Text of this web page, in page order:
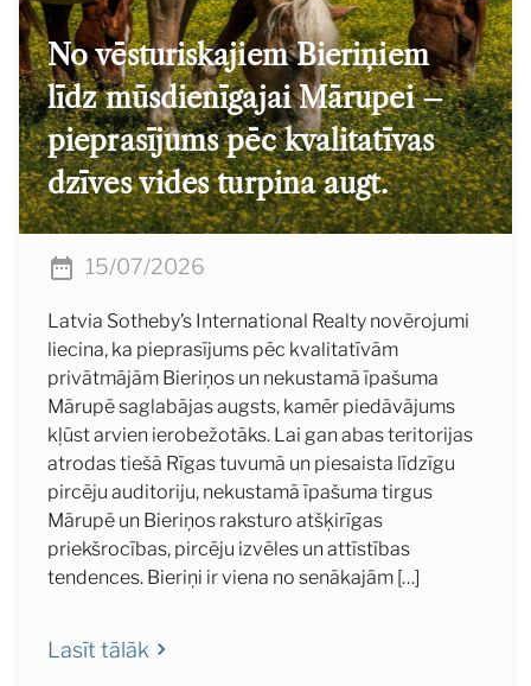
No vēsturiskajiem Bieriņiem
līdz mūsdienīgajai Mārupei –
pieprasījums pēc kvalitatīvas
dzīves vides turpina augt.
15/07/2026
Latvia Sotheby’s International Realty novērojumi
liecina, ka pieprasījums pēc kvalitatīvām
privātmājām Bieriņos un nekustamā īpašuma
Mārupē saglabājas augsts, kamēr piedāvājums
kļūst arvien ierobežotāks. Lai gan abas teritorijas
atrodas tiešā Rīgas tuvumā un piesaista līdzīgu
pircēju auditoriju, nekustamā īpašuma tirgus
Mārupē un Bieriņos raksturo atšķirīgas
priekšrocības, pircēju izvēles un attīstības
tendences. Bieriņi ir viena no senākajām […]
Lasīt tālāk